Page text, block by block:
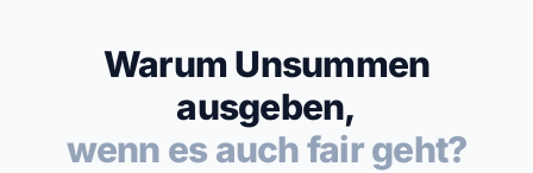
Warum Unsummen
ausgeben,
wenn es auch fair geht?